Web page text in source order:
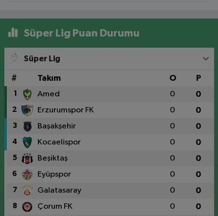
Süper Lig Puan Durumu
Süper Lig
# Takım O P
1 Amed 0 0
2 Erzurumspor FK 0 0
3 Başakşehir 0 0
4 Kocaelispor 0 0
5 Beşiktaş 0 0
6 Eyüpspor 0 0
7 Galatasaray 0 0
8 Çorum FK 0 0